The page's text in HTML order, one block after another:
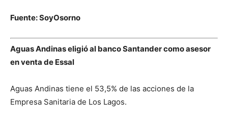
Fuente: SoyOsorno
Aguas Andinas eligió al banco Santander como asesor
en venta de Essal
Aguas Andinas tiene el 53,5% de las acciones de la
Empresa Sanitaria de Los Lagos.